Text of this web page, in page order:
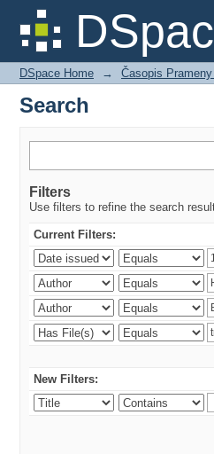
Search
DSpace Home → Časopis
Search
Filters
Use filters to refine the search
Current Filters:
New Filters: